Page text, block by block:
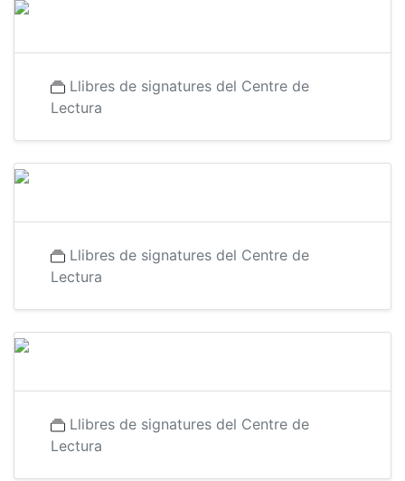
Llibres de signatures del Centre de
Lectura
Llibres de signatures del Centre de
Lectura
Llibres de signatures del Centre de
Lectura